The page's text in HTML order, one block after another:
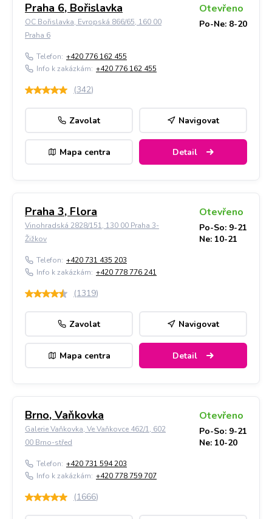
Praha 6, Bořislavka
OC Bořislavka, Evropská 866/65, 160 00
Praha 6
Otevřeno
Po-Ne: 8-20
Telefon: +420 776 162 455
Info k zakázkám: +420 776 162 455
(342)
Zavolat Navigovat
Mapa centra Detail
Praha 3, Flora
Vinohradská 2828/151, 130 00 Praha 3-
Žižkov
Otevřeno
Po-So: 9-21
Ne: 10-21
Telefon: +420 731 435 203
Info k zakázkám: +420 778 776 241
(1319)
Zavolat Navigovat
Mapa centra Detail
Brno, Vaňkovka
Galerie Vaňkovka, Ve Vaňkovce 462/1, 602
00 Brno-střed
Otevřeno
Po-So: 9-21
Ne: 10-20
Telefon: +420 731 594 203
Info k zakázkám: +420 778 759 707
(1666)